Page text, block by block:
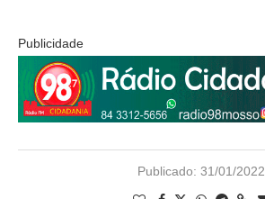
Publicidade
Publicado: 31/01/2022